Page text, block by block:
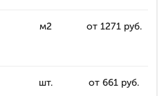
м2 от 1271 руб.
шт. от 661 руб.